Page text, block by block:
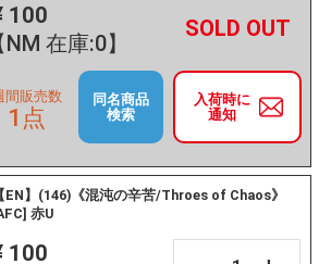
100
NM 在庫:0】
－ +
入荷時に
通知
間販売数
1点
同名商品
検索
【EN】(146)《混沌の辛苦/Throes of Chaos》
赤U
100